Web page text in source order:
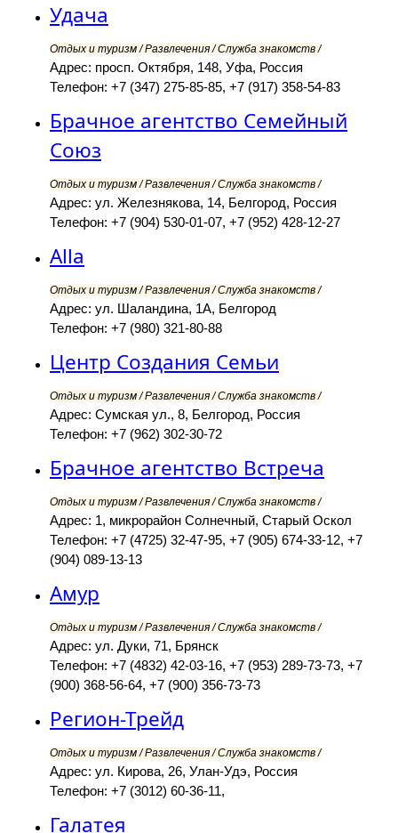
Удача
Отдых и туризм / Развлечения / Служба знакомств /
Адрес: просп. Октября, 148, Уфа, Россия
Телефон: +7 (347) 275-85-85, +7 (917) 358-54-83
Брачное агентство Семейный
Союз
Отдых и туризм / Развлечения / Служба знакомств /
Адрес: ул. Железнякова, 14, Белгород, Россия
Телефон: +7 (904) 530-01-07, +7 (952) 428-12-27
Alla
Отдых и туризм / Развлечения / Служба знакомств /
Адрес: ул. Шаландина, 1А, Белгород
Телефон: +7 (980) 321-80-88
Центр Создания Семьи
Отдых и туризм / Развлечения / Служба знакомств /
Адрес: Сумская ул., 8, Белгород, Россия
Телефон: +7 (962) 302-30-72
Брачное агентство Встреча
Отдых и туризм / Развлечения / Служба знакомств /
Адрес: 1, микрорайон Солнечный, Старый Оскол
Телефон: +7 (4725) 32-47-95, +7 (905) 674-33-12, +7
(904) 089-13-13
Амур
Отдых и туризм / Развлечения / Служба знакомств /
Адрес: ул. Дуки, 71, Брянск
Телефон: +7 (4832) 42-03-16, +7 (953) 289-73-73, +7
(900) 368-56-64, +7 (900) 356-73-73
Регион-Трейд
Отдых и туризм / Развлечения / Служба знакомств /
Адрес: ул. Кирова, 26, Улан-Удэ, Россия
Телефон: +7 (3012) 60-36-11,
Галатея